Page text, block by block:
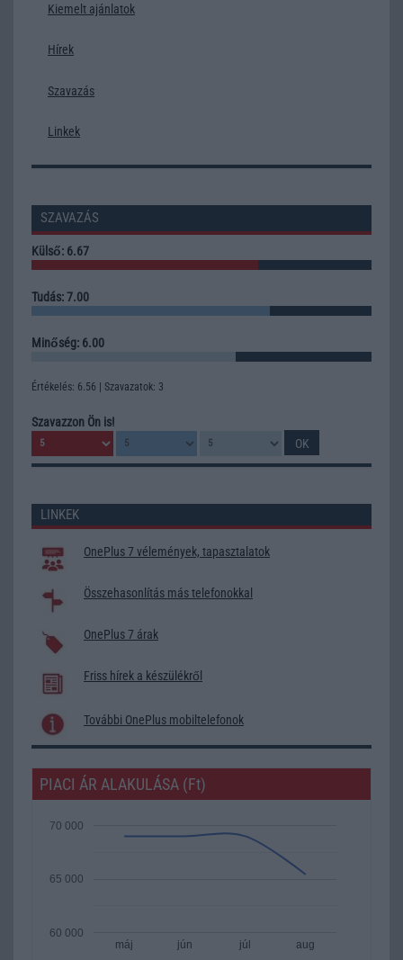
Kiemelt ajánlatok
Hírek
Szavazás
Linkek
SZAVAZÁS
Külső: 6.67
Tudás: 7.00
Minőség: 6.00
Értékelés: 6.56 | Szavazatok: 3
Szavazzon Ön is!
LINKEK
OnePlus 7 vélemények, tapasztalatok
Összehasonlítás más telefonokkal
OnePlus 7 árak
Friss hírek a készülékről
További OnePlus mobiltelefonok
PIACI ÁR ALAKULÁSA (Ft)
máj jún júl aug
60 000
65 000
70 000